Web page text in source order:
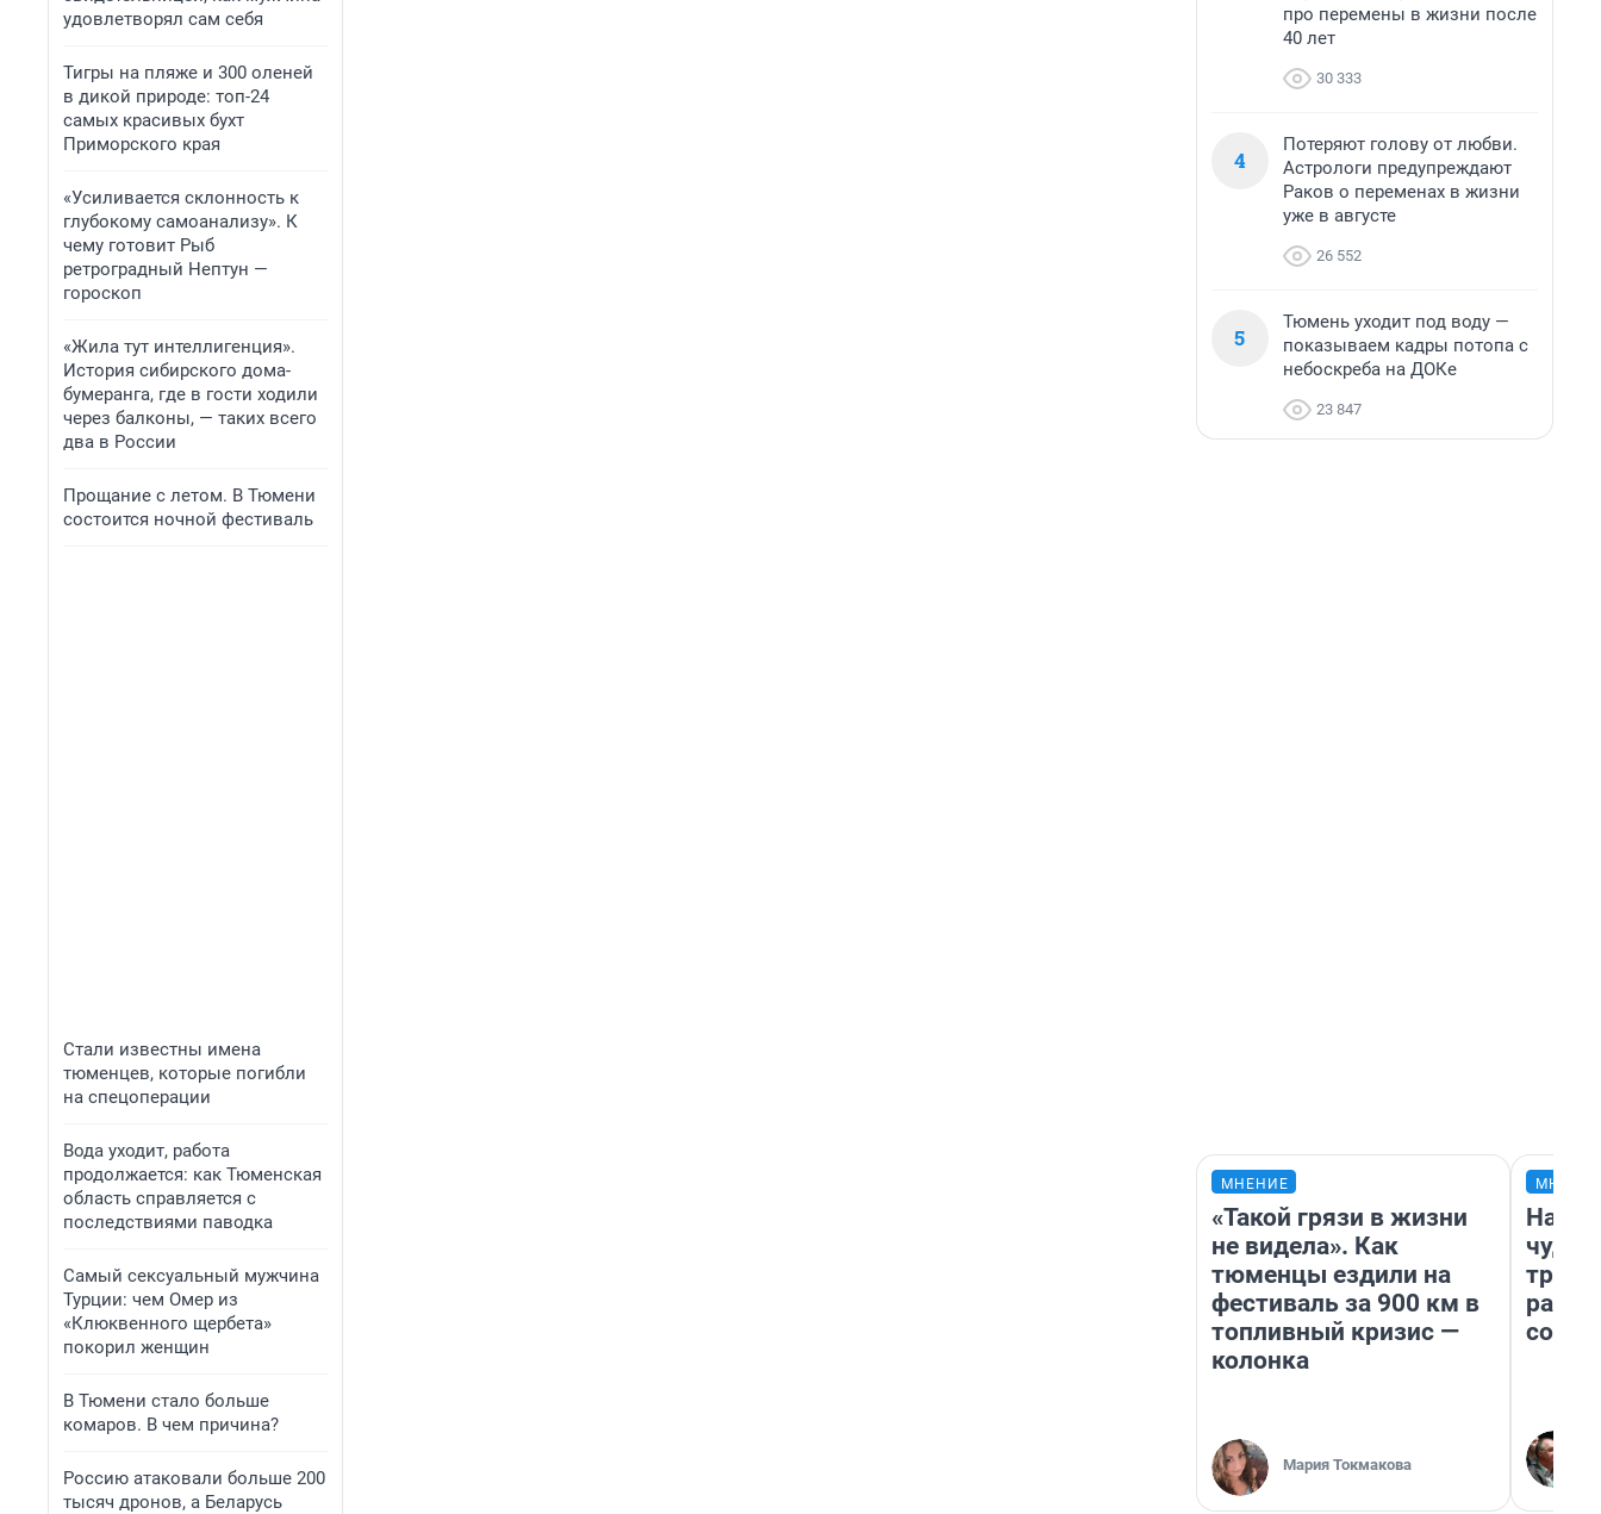
удовлетворял сам себя
Тигры на пляже и 300 оленей
в дикой природе: топ-24
самых красивых бухт
Приморского края
«Усиливается склонность к
глубокому самоанализу». К
чему готовит Рыб
ретроградный Нептун —
гороскоп
«Жила тут интеллигенция».
История сибирского дома-
бумеранга, где в гости ходили
через балконы, — таких всего
два в России
Прощание с летом. В Тюмени
состоится ночной фестиваль
Стали известны имена
тюменцев, которые погибли
на спецоперации
Вода уходит, работа
продолжается: как Тюменская
область справляется с
последствиями паводка
Самый сексуальный мужчина
Турции: чем Омер из
«Клюквенного щербета»
покорил женщин
В Тюмени стало больше
комаров. В чем причина?
Россию атаковали больше 200
тысяч дронов, а Беларусь
про перемены в жизни после
40 лет
30 333
4
Потеряют голову от любви.
Астрологи предупреждают
Раков о переменах в жизни
уже в августе
26 552
5
Тюмень уходит под воду —
показываем кадры потопа с
небоскреба на ДОКе
23 847
МНЕНИЕ
«Такой грязи в жизни
не видела». Как
тюменцы ездили на
фестиваль за 900 км в
топливный кризис —
колонка
Мария Токмакова